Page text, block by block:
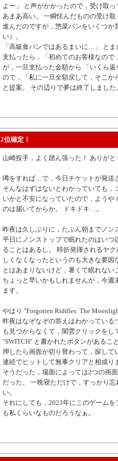
よー」 と声がかかったので，受け取
あまあ高い。 一瞬怯んだものの受け
進んだのですが，惣菜パンをいくつか
い）。
「高級食パンではあるまいに…」 と
支払ったら，「初めてのお客様なので
が，一旦支払った金額から 「いくら
ので，「私に一旦全額戻して，そこか
と提案。 その辺りで夢は終了しまし
2位確定！
山崎投手，よく踏ん張った！ ありがと
噂をすれば…で，今日チケットが発送
そんなはずはないとわかっていても
いかと不安になっていたので，よう
のは届いてからか。 ドキドキ…。
昨夜は久しぶりに，たぶん朝までノン
平日にノンストップで眠れたのはいつ
ることはあるし。 時折発揮されるヤ
しくなくなったというのも大きな要因
とはあまりないけど，暑くて眠れない
ちょっと早いかもしれませんが，今
ます。
やはり "Forgotten Riddles: The
昨夜はなぞなぞの答えはわかってい
も見つからなくて，闇雲クリックを
"SWITCH" と書かれたボタンがあるこ
押したら画面が切り替わって，探して
連続でヒットして無事クリアと相成り
そうだった，場面によっては2つの画
だった。 一晩寝ただけで，すっかり
い。
それにしても，2023年にこのゲーム
も私くらいなものだろうなぁ。